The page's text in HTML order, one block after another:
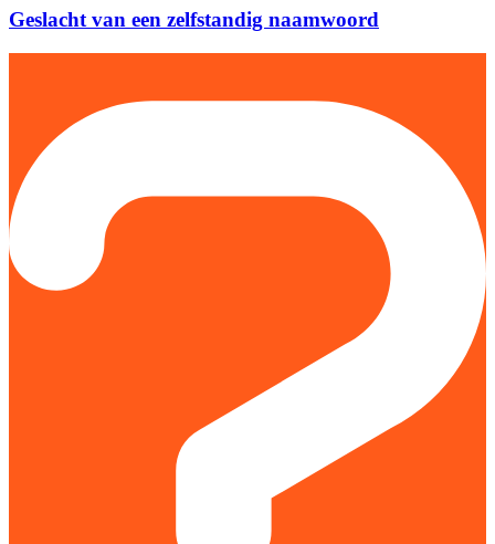
Geslacht van een zelfstandig naamwoord